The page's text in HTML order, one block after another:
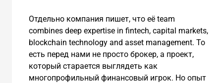
Отдельно компания пишет, что её team
combines deep expertise in fintech, capital markets,
blockchain technology and asset management. То
есть перед нами не просто брокер, а проект,
который старается выглядеть как
многопрофильный финансовый игрок. Но опыт